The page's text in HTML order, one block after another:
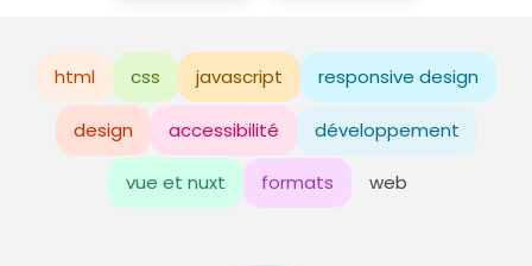
html css javascript responsive design
design accessibilité développement
vue et nuxt formats web